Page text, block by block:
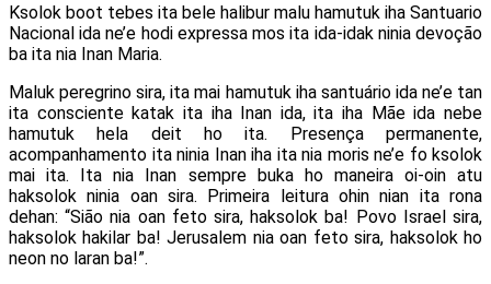
Ksolok boot tebes ita bele halibur malu hamutuk iha Santuario
Nacional ida ne’e hodi expressa mos ita ida-idak ninia devoção
ba ita nia Inan Maria.
Maluk peregrino sira, ita mai hamutuk iha santuário ida ne’e tan
ita consciente katak ita iha Inan ida, ita iha Mãe ida nebe
hamutuk hela deit ho ita. Presença permanente,
acompanhamento ita ninia Inan iha ita nia moris ne’e fo ksolok
mai ita. Ita nia Inan sempre buka ho maneira oi-oin atu
haksolok ninia oan sira. Primeira leitura ohin nian ita rona
dehan: “Sião nia oan feto sira, haksolok ba! Povo Israel sira,
haksolok hakilar ba! Jerusalem nia oan feto sira, haksolok ho
neon no laran ba!”.